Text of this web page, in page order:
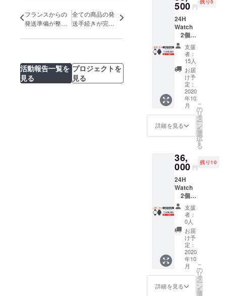
フランスからの
発送準備が整い
全ての商品の発
送手続きが完了
活動報告一覧を
見る
プロジェクトを
見る
品を提案し
ていきたい
と考えてお
ります。
ルトを
お選び
下さい
500 円
24H
Watch
2個
⼀般販
売予定
価格
￥48,00
↓↓↓↓↓
超早割
￥12,50
0割引
￥35,50
0 ※税込
み、送
料込み
ルとベ
ルトを
お選び
下さい
支援
者：
15人
お届
け予
定：
2020
年10
月
詳細を見る
こ
の
リ
タ
ー
ン
を
選
択
す
る
36,
000 円
残り10
24H
Watch
2個
⼀般販
売予定
価格
￥48,00
↓↓↓↓↓
早割
￥12,00
0割引
￥36,00
0 ※税込
み、送
支援
者：
0人
お届
け予
定：
2020
年10
月
詳細を見る
こ
の
リ
タ
ー
ン
を